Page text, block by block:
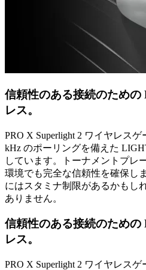
信頼性のある接続のため
レス。
PRO X Superlight 2 ワイヤレス
kHz のポーリングを備えた
しています。トーナメントプレ
環境でも完全な信頼性を確保し
にはスタミナ制限があるかもし
ありません。
信頼性のある接続のため
レス。
PRO X Superlight 2 ワイヤレス